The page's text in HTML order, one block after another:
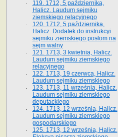
119. 1712, 5 października,
Halicz. Laudum sejmiku
ziemskiego relacyjnego
120. 1712, 5 października,
Halicz. Dodatek do instrukcyi
sejmiku ziemskiego posłom na
sejm walny
121. 1713, 3 kwietnia, Halicz.
Laudum sejmiku ziemskiego
relacyjnego
122. 1713, 19 czerwca, Halicz.
Laudum sejmiku ziemskiego
123. 1713, 11 września, Halicz.
Laudum sejmiku ziemskiego
deputackiego
124. 1713, 12 września, Halicz.
Laudum sejmiku ziemskiego
gospodarskiego
125. 1713, 12 września, Halicz.